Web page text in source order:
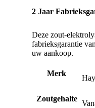
2 Jaar
Deze zout-
fabrieksgarantie
uw aankoop.
Merk
Zoutgehalte